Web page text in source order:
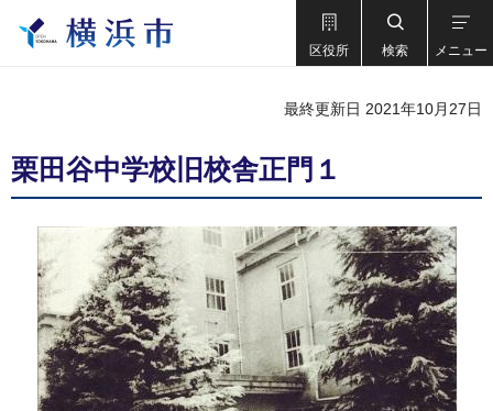
区役所 検索 メニュー
最終更新日 2021年10月27日
栗田谷中学校旧校舎正門１